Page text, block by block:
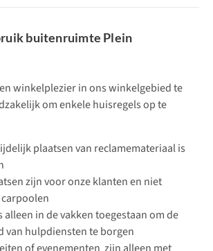
buitenruimte Plein
winkelplezier in ons winkelgebied te
om enkele huisregels op te
plaatsen van reclamemateriaal is
zijn voor onze klanten en niet
alleen in de vakken toegestaan om de
van hulpdiensten te borgen